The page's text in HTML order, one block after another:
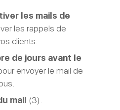
les mails de
les rappels de
clients.
de jours avant le
envoyer le mail de
mail (3).